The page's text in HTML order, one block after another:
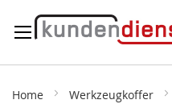
zum
Home Werkzeugkoffer